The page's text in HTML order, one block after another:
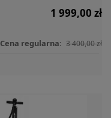
1 999,00 zł
Cena regularna: 3 400,00 zł